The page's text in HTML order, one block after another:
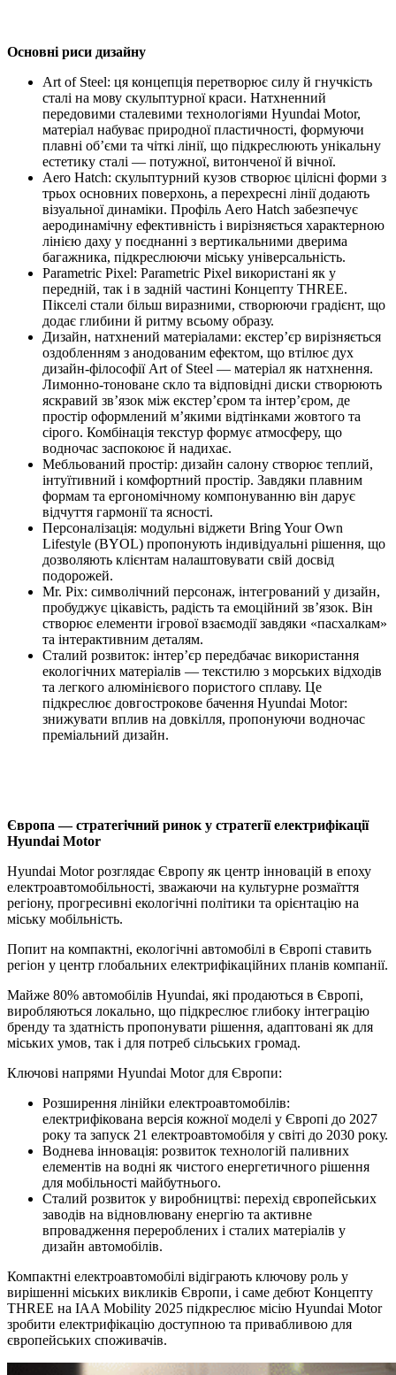
Основні риси дизайну
Art of Steel: ця концепція перетворює силу й гнучкість
сталі на мову скульптурної краси. Натхненний
передовими сталевими технологіями Hyundai Motor,
матеріал набуває природної пластичності, формуючи
плавні об’єми та чіткі лінії, що підкреслюють унікальну
естетику сталі — потужної, витонченої й вічної.
Aero Hatch: скульптурний кузов створює цілісні форми з
трьох основних поверхонь, а перехресні лінії додають
візуальної динаміки. Профіль Aero Hatch забезпечує
аеродинамічну ефективність і вирізняється характерною
лінією даху у поєднанні з вертикальними дверима
багажника, підкреслюючи міську універсальність.
Parametric Pixel: Parametric Pixel використані як у
передній, так і в задній частині Концепту THREE.
Пікселі стали більш виразними, створюючи градієнт, що
додає глибини й ритму всьому образу.
Дизайн, натхнений матеріалами: екстер’єр вирізняється
оздобленням з анодованим ефектом, що втілює дух
дизайн-філософії Art of Steel — матеріал як натхнення.
Лимонно-тоноване скло та відповідні диски створюють
яскравий зв’язок між екстер’єром та інтер’єром, де
простір оформлений м’якими відтінками жовтого та
сірого. Комбінація текстур формує атмосферу, що
водночас заспокоює й надихає.
Мебльований простір: дизайн салону створює теплий,
інтуїтивний і комфортний простір. Завдяки плавним
формам та ергономічному компонуванню він дарує
відчуття гармонії та ясності.
Персоналізація: модульні віджети Bring Your Own
Lifestyle (BYOL) пропонують індивідуальні рішення, що
дозволяють клієнтам налаштовувати свій досвід
подорожей.
Mr. Pix: символічний персонаж, інтегрований у дизайн,
пробуджує цікавість, радість та емоційний зв’язок. Він
створює елементи ігрової взаємодії завдяки «пасхалкам»
та інтерактивним деталям.
Сталий розвиток: інтер’єр передбачає використання
екологічних матеріалів — текстилю з морських відходів
та легкого алюмінієвого пористого сплаву. Це
підкреслює довгострокове бачення Hyundai Motor:
знижувати вплив на довкілля, пропонуючи водночас
преміальний дизайн.
Європа — стратегічний ринок у стратегії електрифікації
Hyundai Motor
Hyundai Motor розглядає Європу як центр інновацій в епоху
електроавтомобільності, зважаючи на культурне розмаїття
регіону, прогресивні екологічні політики та орієнтацію на
міську мобільність.
Попит на компактні, екологічні автомобілі в Європі ставить
регіон у центр глобальних електрифікаційних планів компанії.
Майже 80% автомобілів Hyundai, які продаються в Європі,
виробляються локально, що підкреслює глибоку інтеграцію
бренду та здатність пропонувати рішення, адаптовані як для
міських умов, так і для потреб сільських громад.
Ключові напрями Hyundai Motor для Європи:
Розширення лінійки електроавтомобілів:
електрифікована версія кожної моделі у Європі до 2027
року та запуск 21 електроавтомобіля у світі до 2030 року.
Воднева інновація: розвиток технологій паливних
елементів на водні як чистого енергетичного рішення
для мобільності майбутнього.
Сталий розвиток у виробництві: перехід європейських
заводів на відновлювану енергію та активне
впровадження перероблених і сталих матеріалів у
дизайн автомобілів.
Компактні електроавтомобілі відіграють ключову роль у
вирішенні міських викликів Європи, і саме дебют Концепту
THREE на IAA Mobility 2025 підкреслює місію Hyundai Motor
зробити електрифікацію доступною та привабливою для
європейських споживачів.